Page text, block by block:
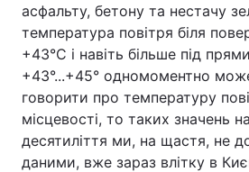
асфальту, бетону та нестачу
температура повітря біля
+43°C і навіть більше під
+43°...+45° одномоментно
говорити про температуру
місцевості, то таких значень
десятиліття ми, на щастя, не
даними, вже зараз влітку в